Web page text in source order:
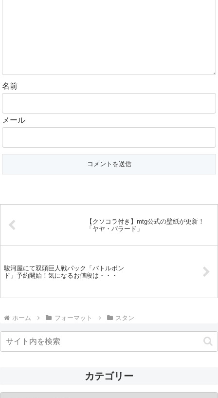
名前
メール
【クソコラ付き】mtg公式の壁紙が更新！
「ヤヤ・バラード」
駿河屋にて双頭巨人戦パック「バトルボン
ド」予約開始！気になるお値段は・・・
ホーム フォーマット スタン
カテゴリー